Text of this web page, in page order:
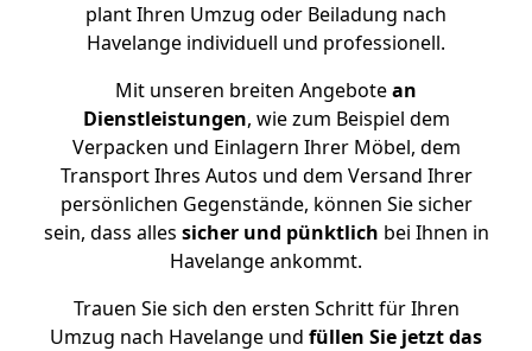
plant Ihren Umzug oder Beiladung nach
Havelange individuell und professionell.
Mit unseren breiten Angebotean
Dienstleistungen, wie zum Beispiel dem
Verpacken und Einlagern Ihrer Möbel, dem
Transport Ihres Autos und dem Versand Ihrer
persönlichen Gegenstände, können Sie sicher
sein, dass alles sicher und pünktlich bei Ihnen in
Havelange ankommt.
Trauen Sie sich den ersten Schritt für Ihren
Umzug nach Havelange und füllen Sie jetzt das